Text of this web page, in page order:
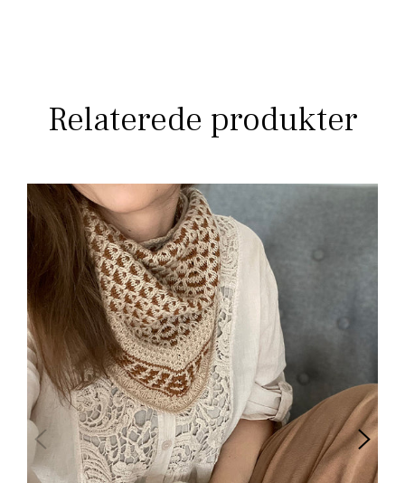
Relaterede produkter